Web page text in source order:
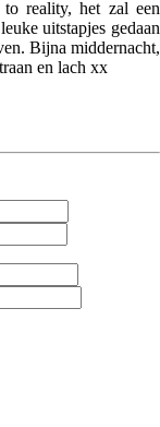
reality, het zal een
uitstapjes gedaan
Bijna middernacht,
en lach xx